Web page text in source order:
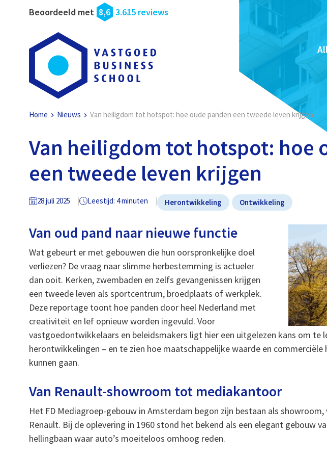
Beoordeeld met 8,6 3.615 reviews
Home Nieuws Van heiligdom tot hotspot: hoe oude panden een tweede leven krijgen
Van heiligdom tot hotspot: hoe
een tweede leven krijgen
28 juli 2025 Leestijd: 4 minuten Herontwikkeling Ontwikkeling
Van oud pand naar nieuwe functie
Wat gebeurt er met gebouwen die hun oorspronkelijke doel
verliezen? De vraag naar slimme herbestemming is actueler
dan ooit. Kerken, zwembaden en zelfs gevangenissen krijgen
een tweede leven als sportcentrum, broedplaats of werkplek.
Deze reportage toont hoe panden door heel Nederland met
creativiteit en lef opnieuw worden ingevuld. Voor
vastgoedontwikkelaars en beleidsmakers ligt hier een uitgelezen kans om te
herontwikkelingen – en te zien hoe maatschappelijke waarde en commerciële
kunnen gaan.
Van Renault-showroom tot mediakantoor
Het FD Mediagroep-gebouw in Amsterdam begon zijn bestaan als
Renault. Bij de oplevering in 1960 stond het bekend als een elegant gebouw
hellingbaan waar auto’s moeiteloos omhoog reden.